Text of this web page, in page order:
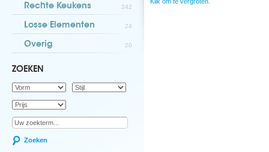
Rechte Keukens 242
Losse Elementen 24
Overig 20
ZOEKEN
Zoeken